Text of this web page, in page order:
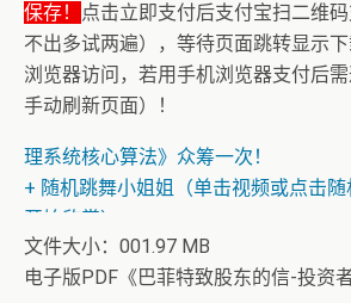
保存！
点击立即支付后支付宝扫二维
不出多试两遍），等待页面跳转显示
浏览器访问，若用手机浏览器支付后
手动刷新页面）！
+ AV女神文化课！近400位AV女优明
+ 恭喜IP为180.201.1.217的网友为电子
理系统核心算法》众筹一次！
+ 随机跳舞小姐姐（单击视频或点击
开始欣赏）
文件大小：001.97 MB
电子版PDF《巴菲特致股东的信-投资